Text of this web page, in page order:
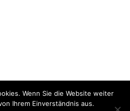
Wenn Sie die Website weiter
Ihrem Einverständnis aus.